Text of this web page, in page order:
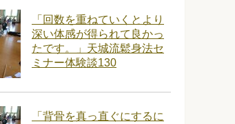
「回数を重ねていくとより
深い体感が得られて良かっ
たです。」天城流鬆身法セ
ミナー体験談130
「背骨を真っ直ぐにするに